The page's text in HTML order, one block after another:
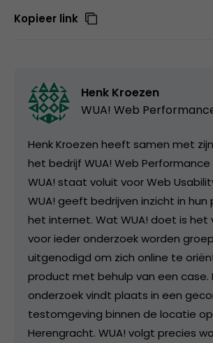
Kopieer link
Henk Kroezen
WUA! Web
Henk Kroezen heeft samen met
het bedrijf WUA! Web
WUA! staat voluit voor Web
WUA! geeft bedrijven inzicht in
het internet. Wat WUA! doet is het
voor ieder onderzoek worden
uitgenodigd om zich online te
product met behulp van een case.
onderzoek vindt plaats in een
testomgeving binnen de locatie
Herengracht. WUA! volgt precies